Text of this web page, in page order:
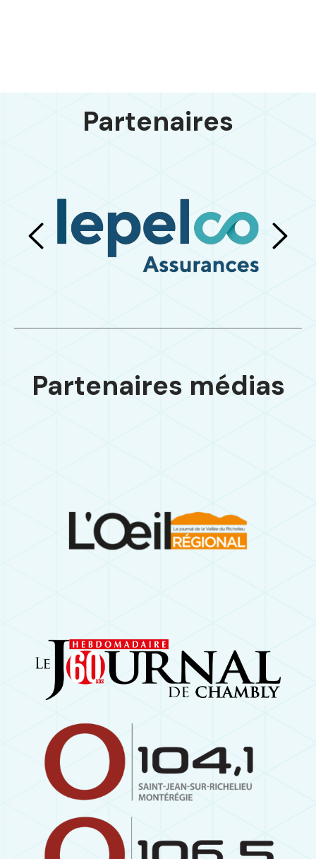
Partenaires
Partenaires médias